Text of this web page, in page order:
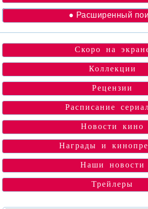
● Расширенный
Скоро на
Коллекции
Рецензии
Расписание
Новости кино
Награды и
Наши новости
Трейлеры